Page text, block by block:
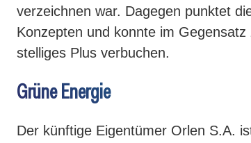
verzeichnen war. Dagegen punktet
Konzepten und konnte im
stelliges Plus verbuchen.
Grüne Energie
Der künftige Eigentümer Orlen S.A.